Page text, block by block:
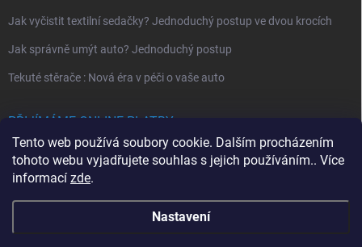
Tento web používá soubory cookie. Dalším procházením
tohoto webu vyjadřujete souhlas s jejich používáním.. Více
informací zde.
Nastavení
Jak vyčistit textilní sedačky? Jednoduchý postup ve dvou krocích
Jak správně umýt auto? Jednoduchý postup
Tekuté stěrače : Nová éra v péči o vaše auto
PŘIJÍMÁME ONLINE PLATBY